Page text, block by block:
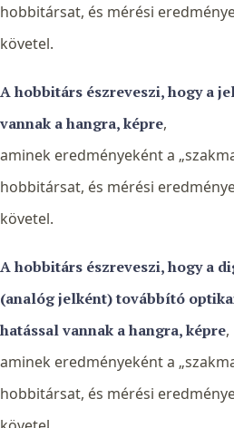
hobbitársat, és mérési
követel.
A hobbitárs észreveszi, hogy a
vannak a hangra, képre,
aminek eredményeként a
hobbitársat, és mérési
követel.
A hobbitárs észreveszi, hogy a
(analóg jelként) továbbító
hatással vannak a hangra, képre,
aminek eredményeként a
hobbitársat, és mérési